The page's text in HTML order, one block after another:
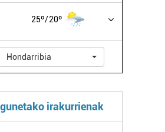
25º 20º
Hondarribia
irakurrienak